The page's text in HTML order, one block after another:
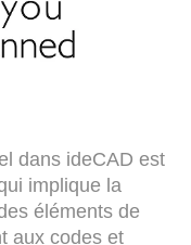
dans ideCAD est
implique la
éléments de
aux codes et